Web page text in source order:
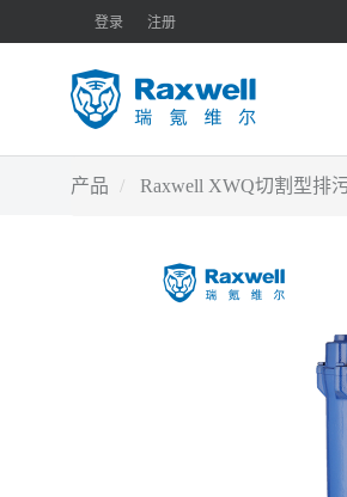
登录 注册
产品 Raxwell XWQ切割型排